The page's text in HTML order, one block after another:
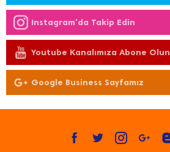
Instagram'da Takip Edin
Youtube Kanalımıza Abone Olun
Google Business Sayfamız